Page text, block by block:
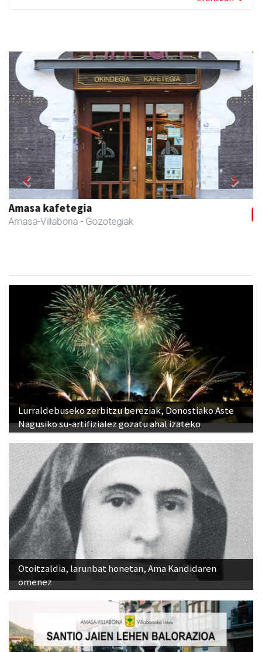
Amane
Amasa-Villabona - Arropa-dendak
Previous Next
Lurraldebuseko zerbitzu bereziak, Donostiako Aste
Nagusiko su-artifizialez gozatu ahal izateko
Otoitzaldia, larunbat honetan, Ama Kandidaren
omenez